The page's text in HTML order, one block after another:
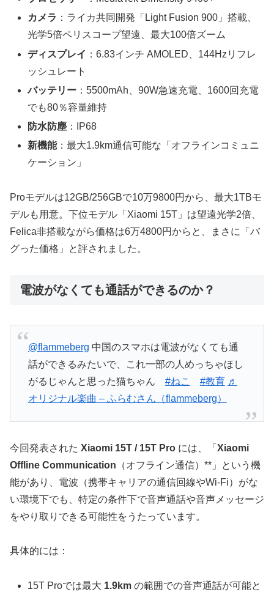
カメラ ：ライカ共同開発「Light Fusion 900」搭載、
光学5倍ペリスコープ望遠、最大100倍ズーム
ディスプレイ ：6.83インチ AMOLED、144Hzリフレ
ッシュレート
バッテリー ：5500mAh、90W急速充電、1600回充電
でも80％容量維持
防水防塵：IP68
新機能：最大1.9km通信可能な「オフラインコミュニ
ケーション」
Proモデルは12GB/256GBで10万9800円から、最大1TBモ
デルも用意。下位モデル「Xiaomi 15T」は望遠光学2倍、
Felica非搭載ながら価格は6万4800円からと、まさに「バ
グった価格」と評されました。
電波がなくても通話ができるのか？
@flammeberg 中国のスマホは電波がなくても通
話ができるみたいで、これ一部の人めっちゃほし
がるじゃんと思った猫ちゃん #ねこ #教育 ♬
オリジナル楽曲 – ふらむさん（flammeberg）
今回発表された Xiaomi 15T / 15T Pro には、「 Xiaomi
Offline Communication （オフライン通信）**」という機
能があり、電波（携帯キャリアの通信回線やWi-Fi）がな
い環境下でも、特定の条件下で音声通話や音声メッセージ
をやり取りできる可能性をうたっています。
具体的には：
15T Proでは最大 1.9km の範囲での音声通話が可能と